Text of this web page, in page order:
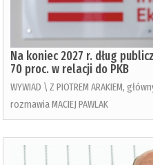
Na koniec 2027 r. dług
70 proc. w relacji do PKB
WYWIAD \ Z PIOTREM ARAKIEM,
rozmawia MACIEJ PAWLAK